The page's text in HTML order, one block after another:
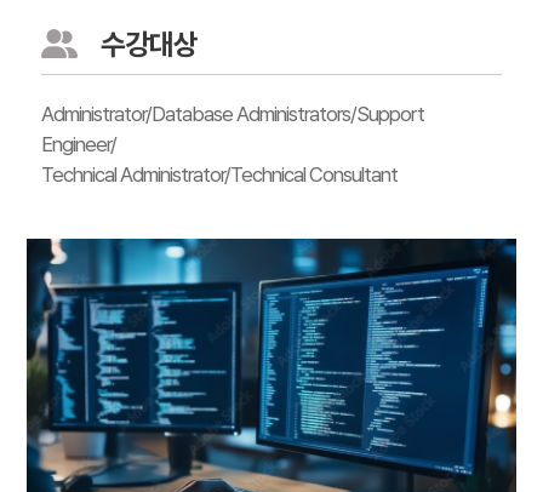
수강대상
Administrator/Database Administrators/Support
Engineer/
Technical Administrator/Technical Consultant